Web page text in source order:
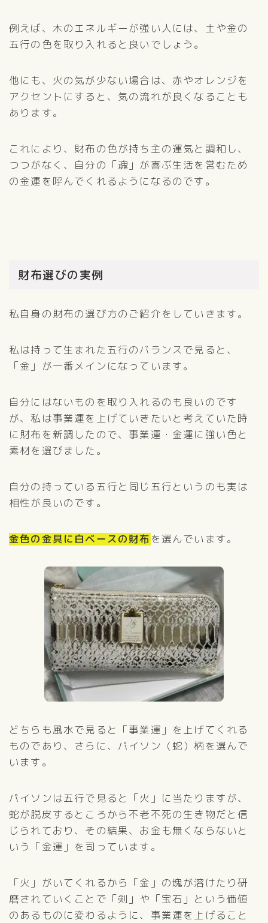
例えば、木のエネルギーが強い人には、土や金の
五行の色を取り入れると良いでしょう。
他にも、火の気が少ない場合は、赤やオレンジを
アクセントにすると、気の流れが良くなることも
あります。
これにより、財布の色が持ち主の運気と調和し、
つつがなく、自分の「魂」が喜ぶ生活を営むため
の金運を呼んでくれるようになるのです。
財布選びの実例
私自身の財布の選び方のご紹介をしていきます。
私は持って生まれた五行のバランスで見ると、
「金」が一番メインになっています。
自分にはないものを取り入れるのも良いのです
が、私は事業運を上げていきたいと考えていた時
に財布を新調したので、事業運・金運に強い色と
素材を選びました。
自分の持っている五行と同じ五行というのも実は
相性が良いのです。
金色の金具に白ベースの財布 を選んでいます。
どちらも風水で見ると「事業運」を上げてくれる
ものであり、さらに、パイソン（蛇）柄を選んで
います。
パイソンは五行で見ると「火」に当たりますが、
蛇が脱皮するところから不老不死の生き物だと信
じられており、その結果、お金も無くならないと
いう「金運」を司っています。
「火」がいてくれるから「金」の塊が溶けたり研
磨されていくことで「剣」や「宝石」という価値
のあるものに変わるように、事業運を上げること